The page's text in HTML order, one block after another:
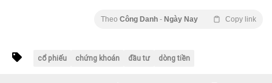
Theo Công Danh - Ngày Nay Copy link
cổ phiếu chứng khoán đầu tư dòng tiền